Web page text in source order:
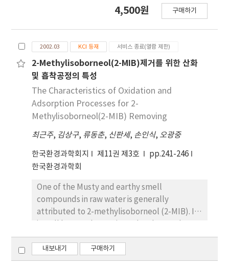
might be depended on an operating
conditions such as feed water characteristics
and membrane flux. When each stage of NF
membrane system was evaluated relatively
conditions that is lower flux, higher DOC and
TDS, i.e., 2nd stage NF membrane systems,
possibly due to an interaction mechanisms
between compounds and cake layer on the
membrane surfaces.
or earthy-musty. Two organic compounds
geosmin and 2-Methylisoborneol. These
earthy-musty organics have been shown to
be metabolites of actinomycetes and blue
green algae. The purpose of this paper is to
describe adsorbability in removing these two
oder causing compounds(geosmin and 2-
MIB) upon various conditions like pH
variation, adding humic acid and different
activated carbon. The conclusion of this
study are as followings. In batch test, carbon
dosage is 10mg/100ml for geosmin and
15mg/100ml for 2-MIB. Both were in
equilibrium state after 60 hours. In model
simulation, F-P model described experiment
data and modelling data appropriately in
models didn't describe relation between
experiment and modelling data well. Two
4,500원 구매하기
2002.03 KCI 등재 서비스 종료(열람 제한)
2-Methylisoborneol(2-MIB)제거를 위한 산화
및 흡착공정의 특성
The Characteristics of Oxidation and
Adsorption Processes for 2-
Methylisoborneol(2-MIB) Removing
최근주, 김상구, 류동춘, 신판세, 손인식, 오광중
한국환경과학회지 제11권 제3호
pp.241-246
한국환경과학회
One of the Musty and earthy smell
compounds in raw water is generally
attributed to 2-methylisoborneol (2-MIB). It
oxidants such as O3, ClO2 are effective ways
to control 2-MIB. In isotherm equilibrium
experiments, 2-MIB in distilled water was
내보내기 구매하기